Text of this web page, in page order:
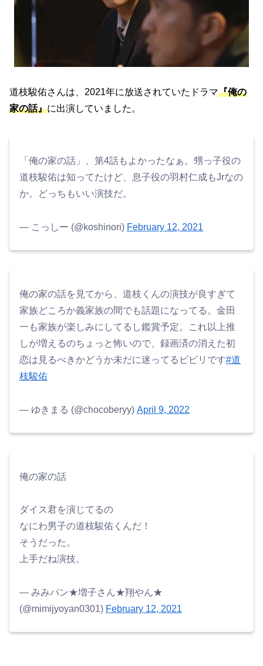
道枝駿佑さんは、2021年に放送されていたドラマ『俺の
家の話』に出演していました。
「俺の家の話」、第4話もよかったなぁ。甥っ子役の
道枝駿佑は知ってたけど、息子役の羽村仁成もJrなの
か。どっちもいい演技だ。
— こっしー (@koshinori) February 12, 2021
俺の家の話を見てから、道枝くんの演技が良すぎて
家族どころか義家族の間でも話題になってる。金田
一も家族が楽しみにしてるし鑑賞予定。これ以上推
しが増えるのちょっと怖いので、録画済の消えた初
恋は見るべきかどうか未だに迷ってるビビリです#道
枝駿佑
— ゆきまる (@chocoberyy) April 9, 2022
俺の家の話
ダイス君を演じてるの
なにわ男子の道枝駿佑くんだ！
そうだった。
上手だね演技。
— みみパン★増子さん★翔やん★
(@mimijyoyan0301) February 12, 2021